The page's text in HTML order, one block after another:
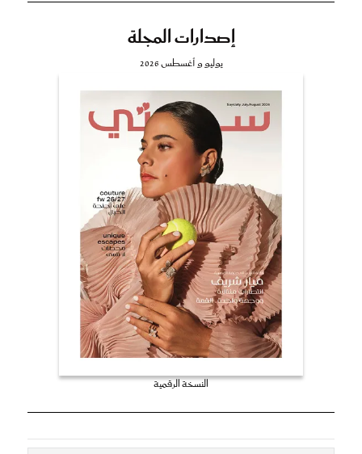
إصدارات المجلة
يوليو و أغسطس 2026
النسخة الرقمية